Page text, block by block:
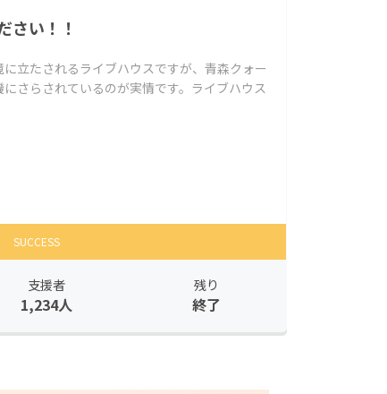
さい！！
立たされるライブハウスですが、青森クォー
さらされているのが実情です。ライブハウス
SUCCESS
支援者
1,234人
残り
終了